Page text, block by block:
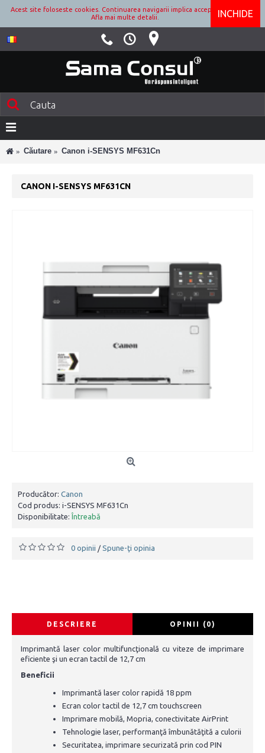
Acest site foloseste cookies. Continuarea navigarii implica acceptarea lor.
Afla mai multe detalii.
INCHIDE
Căutare Canon i-SENSYS MF631Cn
CANON I-SENSYS MF631CN
Producător: Canon
Cod produs: i-SENSYS MF631Cn
Disponibilitate: Întreabă
0 opinii / Spune-ţi opinia
DESCRIERE OPINII (0)
Imprimantă laser color multifuncţională cu viteze de imprimare
eficiente şi un ecran tactil de 12,7 cm
Beneficii
Imprimantă laser color rapidă 18 ppm
Ecran color tactil de 12,7 cm touchscreen
Imprimare mobilă, Mopria, conectivitate AirPrint
Tehnologie laser, performanţă îmbunătăţită a culorii
Securitatea, imprimare securizată prin cod PIN